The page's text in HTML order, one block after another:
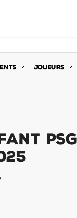
JOUEURS
PSG